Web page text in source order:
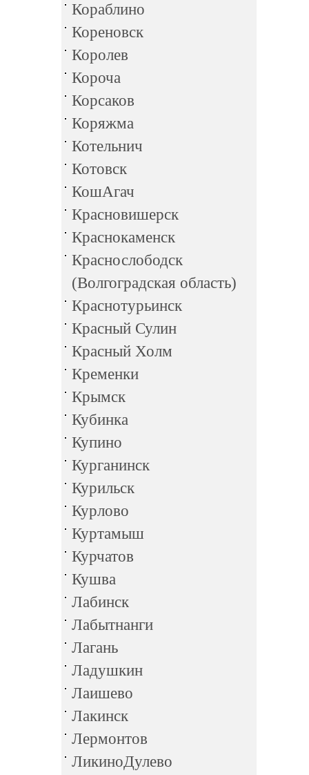
Кораблино
Кореновск
Королев
Короча
Корсаков
Коряжма
Котельнич
Котовск
КошАгач
Красновишерск
Краснокаменск
Краснослободск
(Волгоградская область)
Краснотурьинск
Красный Сулин
Красный Холм
Кременки
Крымск
Кубинка
Купино
Курганинск
Курильск
Курлово
Куртамыш
Курчатов
Кушва
Лабинск
Лабытнанги
Лагань
Ладушкин
Лаишево
Лакинск
Лермонтов
ЛикиноДулево